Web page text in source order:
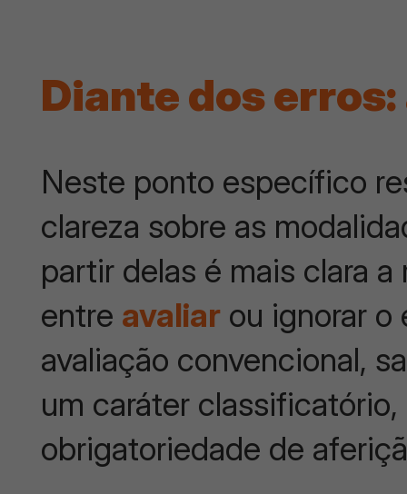
Diante dos
Neste ponto específico
clareza sobre as
partir delas é mais clara
entre avaliar ou ignorar o
avaliação convencional,
um caráter
obrigatoriedade de